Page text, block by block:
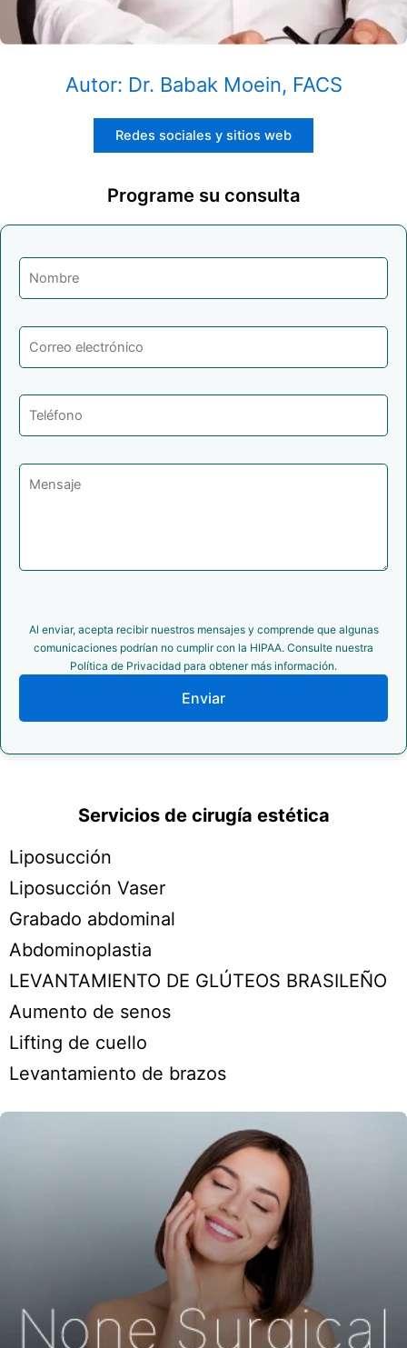
Autor: Dr. Babak Moein, FACS
Redes sociales y sitios web
Programe su consulta
Al enviar, acepta recibir nuestros mensajes y comprende que algunas
comunicaciones podrían no cumplir con la HIPAA. Consulte nuestra
Política de Privacidad para obtener más información.
Enviar
Servicios de cirugía estética
Liposucción
Liposucción Vaser
Grabado abdominal
Abdominoplastia
LEVANTAMIENTO DE GLÚTEOS BRASILEÑO
Aumento de senos
Lifting de cuello
Levantamiento de brazos